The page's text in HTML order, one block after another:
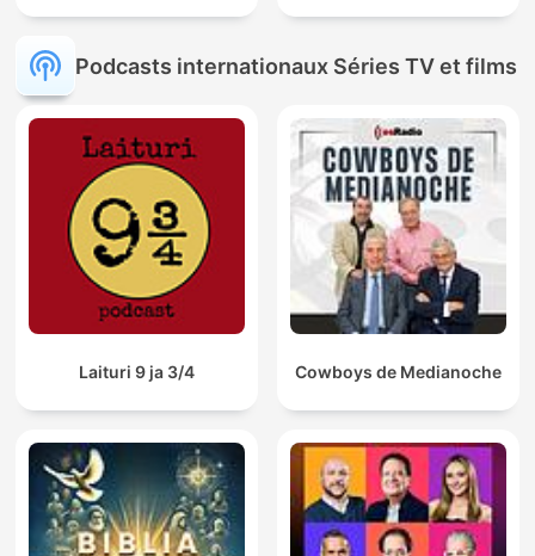
Podcasts internationaux Séries TV et films
Laituri 9 ja 3/4 Cowboys de Medianoche